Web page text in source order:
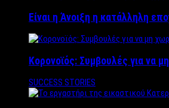
Είναι η Άνοιξη η κατάλληλη
Κορονοϊός: Συμβουλές για να
SUCCESS STORIES